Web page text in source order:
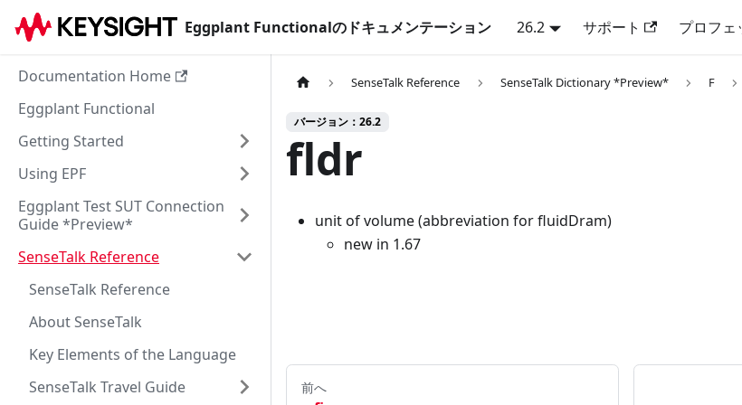
Eggplant Functionalのドキュメンテーション 26.2 サポート プロフェ
Documentation Home
Eggplant Functional
Getting Started
Using EPF
Eggplant Test SUT Connection
Guide *Preview*
SenseTalk Reference
SenseTalk Reference
About SenseTalk
Key Elements of the Language
SenseTalk Travel Guide
SenseTalk Reference SenseTalk Dictionary *Preview* F
バージョン：26.2
fldr
unit of volume (abbreviation for fluidDram)
new in 1.67
前へ